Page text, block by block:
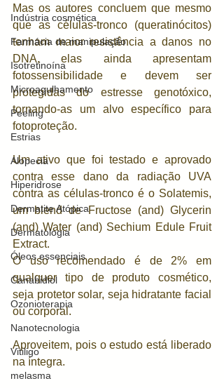
Indústria cosmética
Farmácia de manipulação
Isotretinoína
Microagulhamento
Peeling
Estrias
Alopecia
Hiperidrose
Dermatite Atópica
Dermatologia
Óleos essenciais
Canabidiol
Ozonioterapia
Nanotecnologia
Vitiligo
melasma
Mas os autores concluem que mesmo
que as células-tronco (queratinócitos)
tenham maior resistência a danos no
DNA, elas ainda apresentam
fotossensibilidade e devem ser
protegidas do estresse genotóxico,
tornando-as um alvo específico para
fotoproteção.
Um ativo que foi testado e aprovado
contra esse dano da radiação UVA
contra as células-tronco é o Solatemis,
um blend de Fructose (and) Glycerin
(and) Water (and) Sechium Edule Fruit
Extract.
O uso recomendado é de 2% em
qualquer tipo de produto cosmético,
seja protetor solar, seja hidratante facial
ou corporal.
Aproveitem, pois o estudo está liberado
na íntegra.